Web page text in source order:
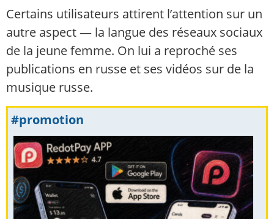
Certains utilisateurs attirent l’attention sur un
autre aspect — la langue des réseaux sociaux
de la jeune femme. On lui a reproché ses
publications en russe et ses vidéos sur de la
musique russe.
#promotion